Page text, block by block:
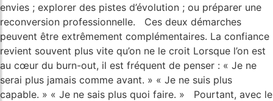
envies ; explorer des pistes d’évolution ; ou préparer une
reconversion professionnelle. Ces deux démarches
peuvent être extrêmement complémentaires. La confiance
revient souvent plus vite qu’on ne le croit Lorsque l’on est
au cœur du burn-out, il est fréquent de penser : « Je ne
serai plus jamais comme avant. » « Je ne suis plus
capable. » « Je ne sais plus quoi faire. » Pourtant, avec le